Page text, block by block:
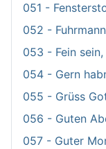
051 -
052 -
053 - Fein
054 - Gern
055 - Grüss
056 - Guten
057 - Guter